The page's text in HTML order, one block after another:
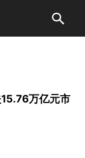
万亿元市